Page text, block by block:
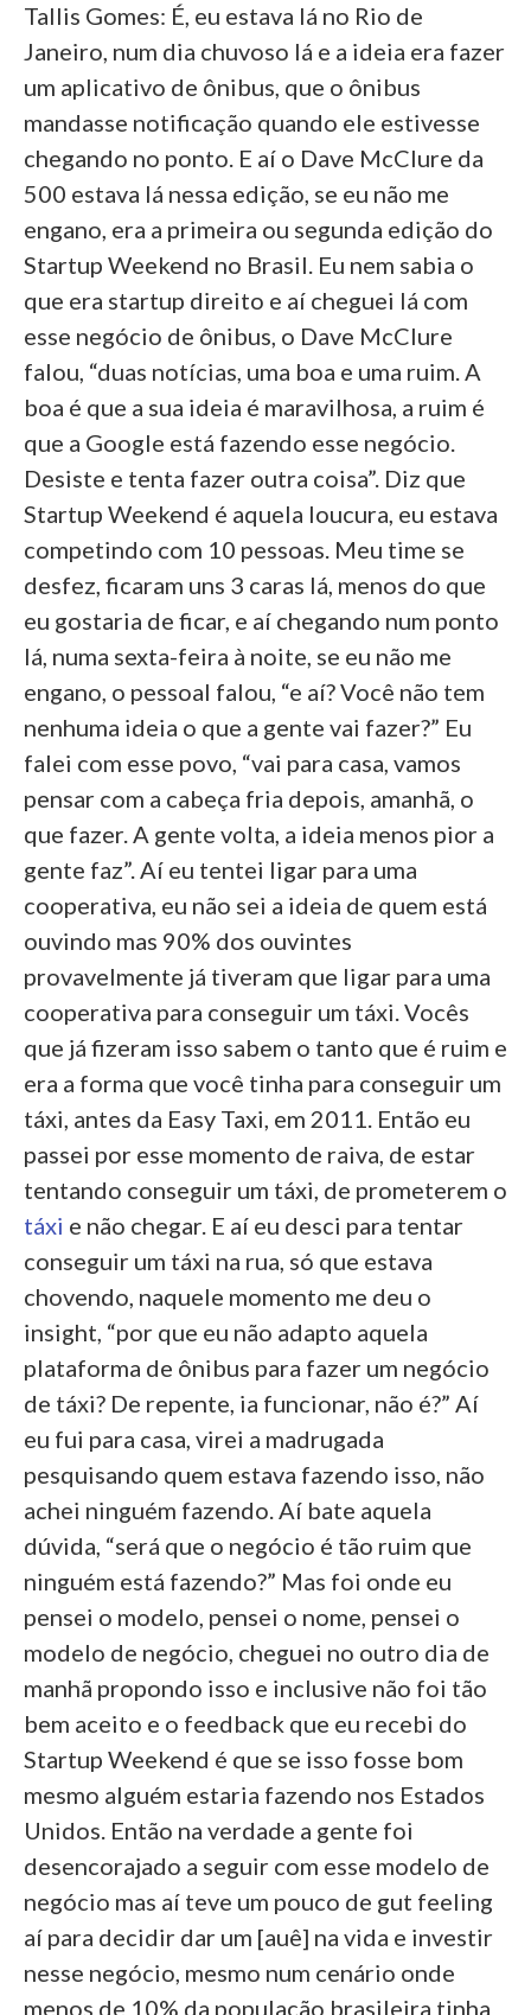
Tallis Gomes: É, eu estava lá no Rio de
Janeiro, num dia chuvoso lá e a ideia era fazer
um aplicativo de ônibus, que o ônibus
mandasse notificação quando ele estivesse
chegando no ponto. E aí o Dave McClure da
500 estava lá nessa edição, se eu não me
engano, era a primeira ou segunda edição do
Startup Weekend no Brasil. Eu nem sabia o
que era startup direito e aí cheguei lá com
esse negócio de ônibus, o Dave McClure
falou, “duas notícias, uma boa e uma ruim. A
boa é que a sua ideia é maravilhosa, a ruim é
que a Google está fazendo esse negócio.
Desiste e tenta fazer outra coisa”. Diz que
Startup Weekend é aquela loucura, eu estava
competindo com 10 pessoas. Meu time se
desfez, ficaram uns 3 caras lá, menos do que
eu gostaria de ficar, e aí chegando num ponto
lá, numa sexta-feira à noite, se eu não me
engano, o pessoal falou, “e aí? Você não tem
nenhuma ideia o que a gente vai fazer?” Eu
falei com esse povo, “vai para casa, vamos
pensar com a cabeça fria depois, amanhã, o
que fazer. A gente volta, a ideia menos pior a
gente faz”. Aí eu tentei ligar para uma
cooperativa, eu não sei a ideia de quem está
ouvindo mas 90% dos ouvintes
provavelmente já tiveram que ligar para uma
cooperativa para conseguir um táxi. Vocês
que já fizeram isso sabem o tanto que é ruim e
era a forma que você tinha para conseguir um
táxi, antes da Easy Taxi, em 2011. Então eu
passei por esse momento de raiva, de estar
tentando conseguir um táxi, de prometerem o
táxi e não chegar. E aí eu desci para tentar
conseguir um táxi na rua, só que estava
chovendo, naquele momento me deu o
insight, “por que eu não adapto aquela
plataforma de ônibus para fazer um negócio
de táxi? De repente, ia funcionar, não é?” Aí
eu fui para casa, virei a madrugada
pesquisando quem estava fazendo isso, não
achei ninguém fazendo. Aí bate aquela
dúvida, “será que o negócio é tão ruim que
ninguém está fazendo?” Mas foi onde eu
pensei o modelo, pensei o nome, pensei o
modelo de negócio, cheguei no outro dia de
manhã propondo isso e inclusive não foi tão
bem aceito e o feedback que eu recebi do
Startup Weekend é que se isso fosse bom
mesmo alguém estaria fazendo nos Estados
Unidos. Então na verdade a gente foi
desencorajado a seguir com esse modelo de
negócio mas aí teve um pouco de gut feeling
aí para decidir dar um [auê] na vida e investir
nesse negócio, mesmo num cenário onde
menos de 10% da população brasileira tinha